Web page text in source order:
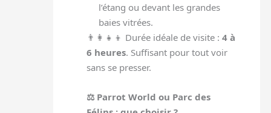
l’étang ou devant les grandes
baies vitrées.
👨‍👩‍👧‍👦 Durée idéale de visite :4 à
6 heures. Suffisant pour tout voir
sans se presser.
⚖️ Parrot World ou Parc des